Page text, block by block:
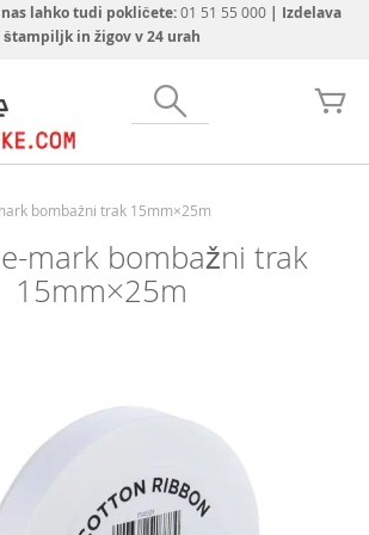
lahko tudi pokličete:01 51 55 000| Izdelava
štampiljk in žigov v 24 urah
vsebino
bombažni trak 15mm×25m
e-mark bombažni trak
15mm×25m